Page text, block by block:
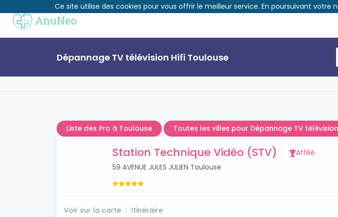
Dépannage TV télévision Hifi Toulouse
Liste des Pro à Toulouse Toutes les villes pour Dépannage TV
Station Technique Vidéo (STV)
Affilié
59 AVENUE JULES JULIEN Toulouse
Voir sur la carte Itinéraire
Ce site utilise des cookies pour vous offrir le meilleur service. En poursuivant votre